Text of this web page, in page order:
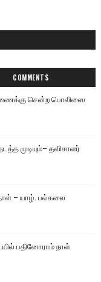
COMMENTS
சென்ற பொலிஸை
முடியும்– தவிசாளர்
நாள் – யாழ். பல்கலை
பதினோராம் நாள்